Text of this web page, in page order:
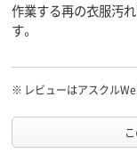
作業する再の衣服汚
す。
※ レビューはアスクル